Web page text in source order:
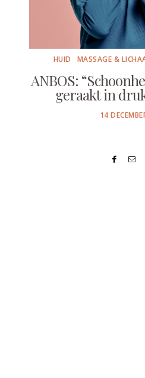
HUID MASSAGE &
ANBOS:
geraakt in
POSTED
14